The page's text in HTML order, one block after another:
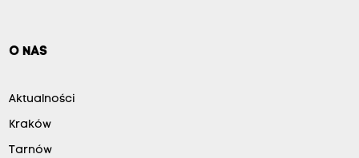
O NAS
Aktualności
Kraków
Tarnów